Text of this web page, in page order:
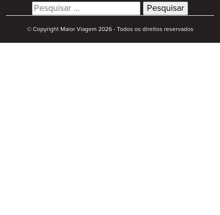
Search
for:
© Copyright Maior Viagem 2026 - Todos os direitos reservados